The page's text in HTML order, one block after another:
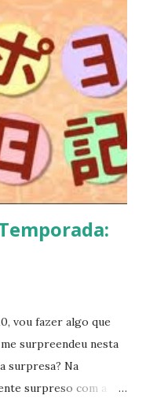
vou fazer algo que
surpreendeu nesta
surpresa? Na
surpreso com a